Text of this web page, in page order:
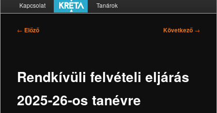
az
a
Kapcsolat
Tanárok
Bejegyzés
← Előző Következő →
Rendkívüli felvételi eljárás
2025-26-os tanévre